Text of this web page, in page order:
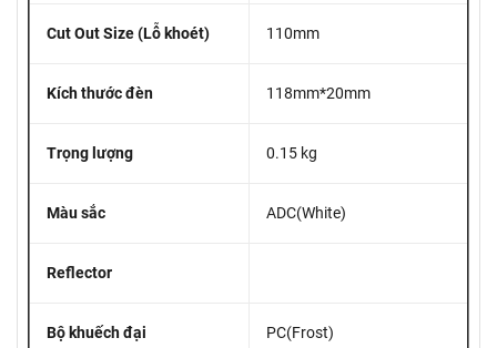
Cut Out Size (Lỗ khoét) 110mm
Kích thước đèn 118mm*20mm
Trọng lượng 0.15 kg
Màu sắc ADC(White)
Reflector
Bộ khuếch đại PC(Frost)